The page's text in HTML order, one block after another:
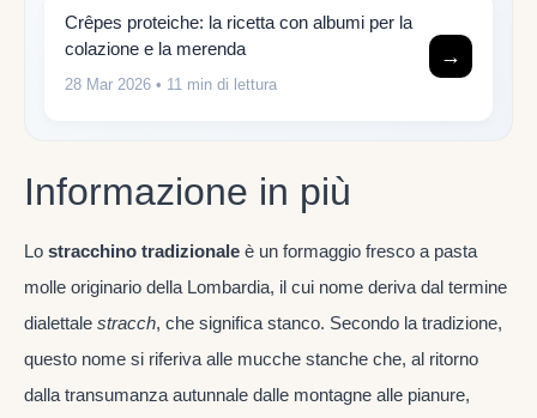
Crêpes proteiche: la ricetta con albumi per la
colazione e la merenda
28 Mar 2026 • 11 min di lettura
→
Informazione in più
Lo stracchino tradizionale è un formaggio fresco a pasta
molle originario della Lombardia, il cui nome deriva dal termine
dialettale stracch, che significa stanco. Secondo la tradizione,
questo nome si riferiva alle mucche stanche che, al ritorno
dalla transumanza autunnale dalle montagne alle pianure,